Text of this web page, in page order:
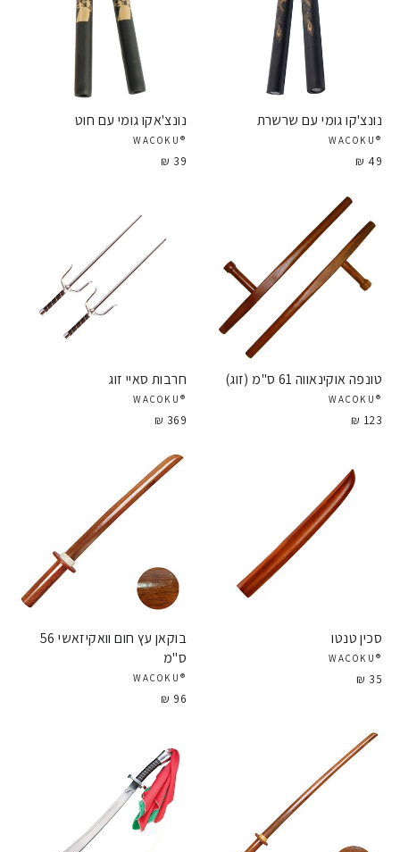
ברמת סיכון נמוכה יחסית. ישנו מגוון רחב של ציוד ואביזרים
משלימים, כגון- נונצ'אקו, אלות, סכינים, מקלות, חרבות וכו'.
נונצ'קו גומי עם שרשרת
®WACOKU
49 ₪
נונצ'אקו גומי עם חוט
®WACOKU
39 ₪
טונפה אוקינאווה 61 ס"מ (זוג)
®WACOKU
123 ₪
חרבות סאיי זוג
®WACOKU
369 ₪
סכין טנטו
®WACOKU
35 ₪
בוקאן עץ חום וואקיזאשי 56
ס"מ
®WACOKU
96 ₪